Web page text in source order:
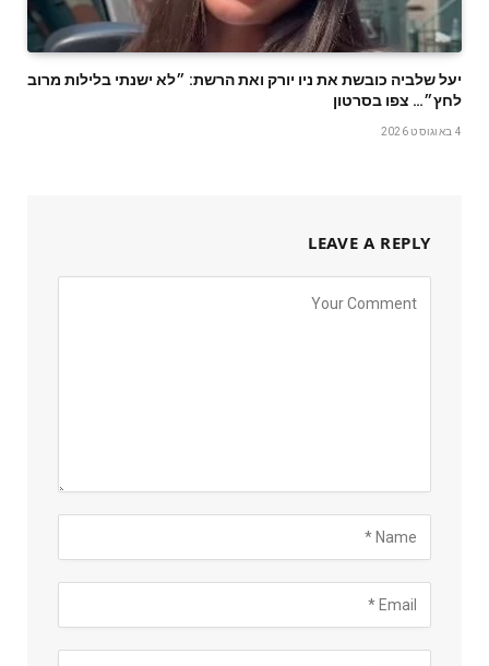
יעל שלביה כובשת את ניו יורק ואת הרשת: ״לא ישנתי בלילות מרוב
לחץ״… צפו בסרטון
4 באוגוסט 2026
LEAVE A REPLY